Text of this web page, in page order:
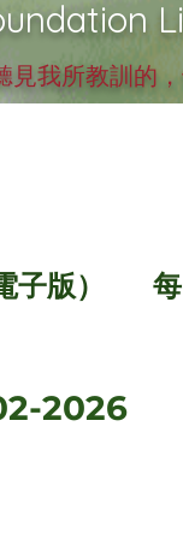
見我所教訓的
版）
2026